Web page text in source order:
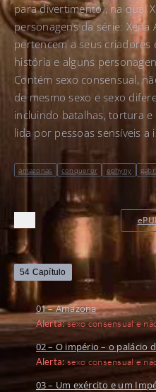
para divertimento , na qual
personagens da série: Xena
pertencem a seus
história e alguns
Contém sexo consensual,
de mesmo sexo e sexo
incluindo batalhas, tortura
lida por pessoas sensíveis
amazonas conqueror ephyny
54 Capítulo
01 – Amazona
Alerta:sexo consensual e
de dezembro de 2023
02 – O império – o palácio
Alerta: sexo consensual e
de dezembro de 2023
03 – Um exército e um